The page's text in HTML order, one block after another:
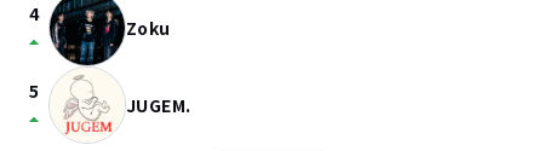
4
arrow_drop_up Zoku
5
arrow_drop_up JUGEM.